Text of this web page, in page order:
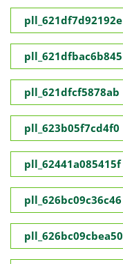
pll_621df7d92192e
pll_621dfbac6b845
pll_621dfcf5878ab
pll_623b05f7cd4f0
pll_62441a085415f
pll_626bc09c36c46
pll_626bc09cbea50